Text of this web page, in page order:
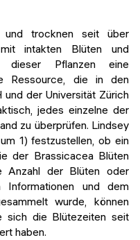
und trocknen seit über
intakten Blüten und
Pflanzen eine
Ressource, die in den
und der Universität Zürich
jedes einzelne der
zu überprüfen. Lindsey
1) festzustellen, ob ein
der Brassicacea Blüten
der Blüten oder
und dem
wurde, können
sich die Blütezeiten seit
haben.